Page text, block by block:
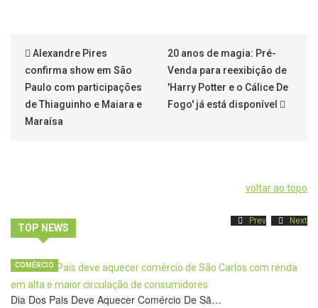
Alexandre Pires
confirma show em São
Paulo com participações
de Thiaguinho e Maiara e
Maraísa
20 anos de magia: Pré-
Venda para reexibição de
'Harry Potter e o Cálice De
Fogo' já está disponível
voltar ao topo
TOP NEWS
Prev Next
Dia Dos Pais Deve Aquecer Comércio De Sã…
COMÉRCIO